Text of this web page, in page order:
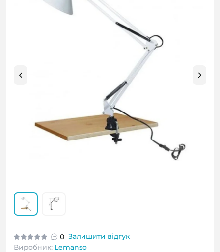
0 Залишити відгук
Виробник: Lemanso